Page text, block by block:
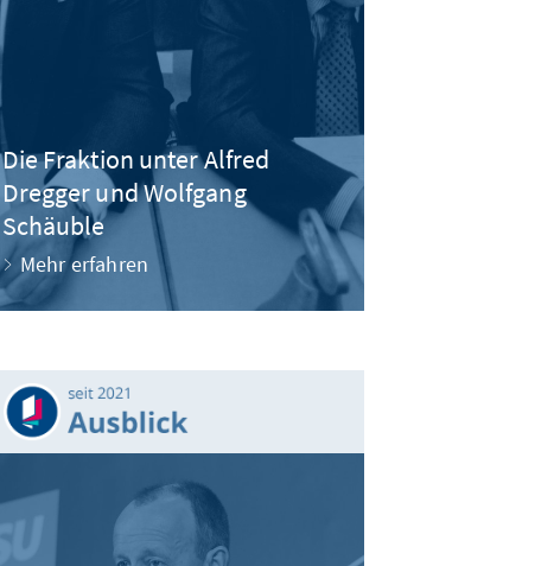
Die Fraktion unter Alfred
Dregger und Wolfgang
Schäuble
Mehr erfahren